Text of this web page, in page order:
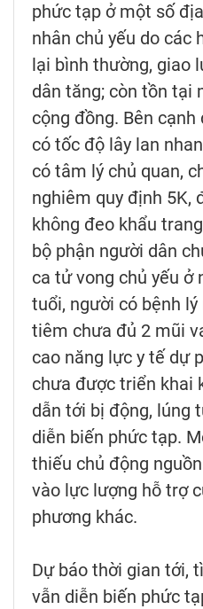
phức tạp ở một số
nhân chủ yếu do các
lại bình thường, giao
dân tăng; còn tồn tại
cộng đồng. Bên
có tốc độ lây lan
có tâm lý chủ quan,
nghiêm quy định 5K,
không đeo khẩu
bộ phận người dân
ca tử vong chủ yếu ở
tuổi, người có bệnh
tiêm chưa đủ 2 mũi
cao năng lực y tế dự
chưa được triển khai
dẫn tới bị động, lúng
diễn biến phức tạp.
thiếu chủ động
vào lực lượng hỗ trợ
phương khác.
Dự báo thời gian tới,
vẫn diễn biến phức